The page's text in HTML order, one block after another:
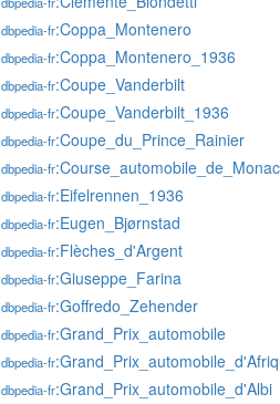
dbpedia-fr:Coppa_Montenero
dbpedia-fr:Coppa_Montenero_1936
dbpedia-fr:Coupe_Vanderbilt
dbpedia-fr:Coupe_Vanderbilt_1936
dbpedia-fr:Coupe_du_Prince_Rainier
dbpedia-fr
dbpedia-fr:Eifelrennen_1936
dbpedia-fr:Eugen_Bjørnstad
dbpedia-fr:Flèches_d'Argent
dbpedia-fr:Giuseppe_Farina
dbpedia-fr:Goffredo_Zehender
dbpedia-fr:Grand_Prix_automobile
dbpedia-fr
dbpedia-fr:Grand_Prix_automobile_d'Albi